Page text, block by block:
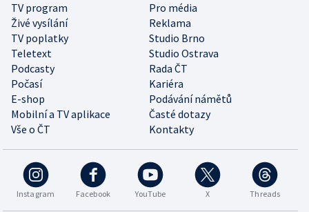
TV program
Pro média
Živé vysílání
Reklama
TV poplatky
Studio Brno
Teletext
Studio Ostrava
Podcasty
Rada ČT
Počasí
Kariéra
E-shop
Podávání námětů
Mobilní a TV aplikace
Časté dotazy
Vše o ČT
Kontakty
Instagram Facebook YouTube X Threads